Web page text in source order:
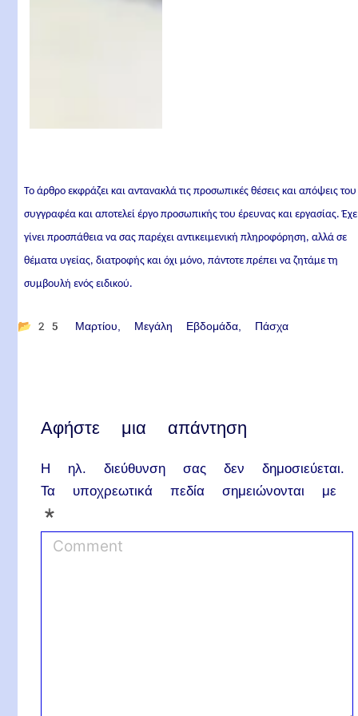
Το άρθρο εκφράζει και αντανακλά τις προσωπικές θέσεις και απόψεις του
συγγραφέα και αποτελεί έργο προσωπικής του έρευνας και εργασίας.
γίνει προσπάθεια να σας παρέχει αντικειμενική πληροφόρηση, αλλά σε
θέματα υγείας, διατροφής και όχι μόνο, πάντοτε πρέπει να ζητάμε τη
συμβουλή ενός ειδικού.
📂 25 Μαρτίου Μεγάλη Εβδομάδα Πάσχα
Αφήστε μια απάντηση
Η ηλ. διεύθυνση σας δεν δημοσιεύεται.
Τα υποχρεωτικά πεδία σημειώνονται με
*